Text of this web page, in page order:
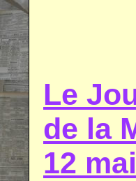
Le
de la
12